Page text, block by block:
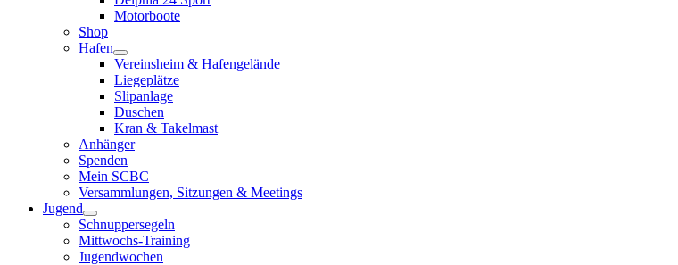
Motorboote
Shop
Hafen
Vereinsheim & Hafengelände
Liegeplätze
Slipanlage
Duschen
Kran & Takelmast
Anhänger
Spenden
Mein SCBC
Versammlungen, Sitzungen & Meetings
Jugend
Schnuppersegeln
Mittwochs-Training
Jugendwochen